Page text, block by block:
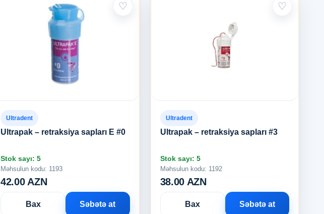
♡
Ultradent
Ultrapak – retraksiya sapları E #0
Stok sayı: 5
Məhsulun kodu: 1193
42.00 AZN
Bax Səbətə at
♡
Ultradent
Ultrapak – retraksiya sapları #3
Stok sayı: 5
Məhsulun kodu: 1192
38.00 AZN
Bax Səbətə at